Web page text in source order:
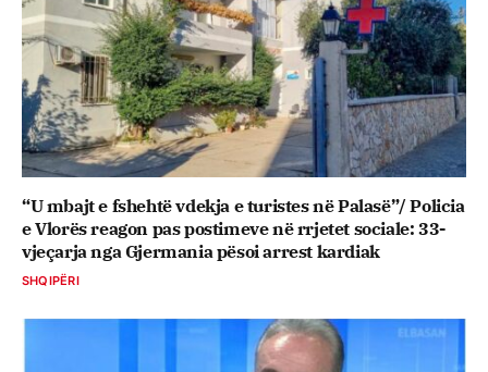
“U mbajt e fshehtë vdekja e turistes në Palasë”/ Policia
e Vlorës reagon pas postimeve në rrjetet sociale: 33-
vjeçarja nga Gjermania pësoi arrest kardiak
SHQIPËRI